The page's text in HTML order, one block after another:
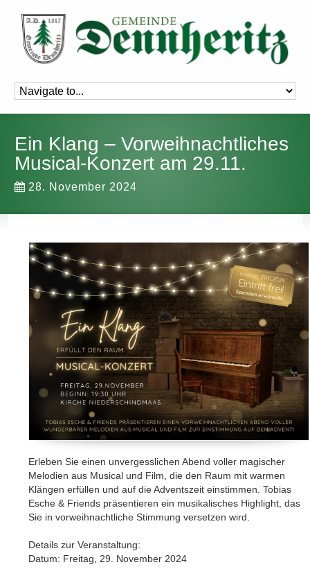
Ein Klang – Vorweihnachtliches
Musical-Konzert am 29.11.
28. November 2024
Erleben Sie einen unvergesslichen Abend voller magischer
Melodien aus Musical und Film, die den Raum mit warmen
Klängen erfüllen und auf die Adventszeit einstimmen. Tobias
Esche & Friends präsentieren ein musikalisches Highlight, das
Sie in vorweihnachtliche Stimmung versetzen wird.
Details zur Veranstaltung:
Datum: Freitag, 29. November 2024